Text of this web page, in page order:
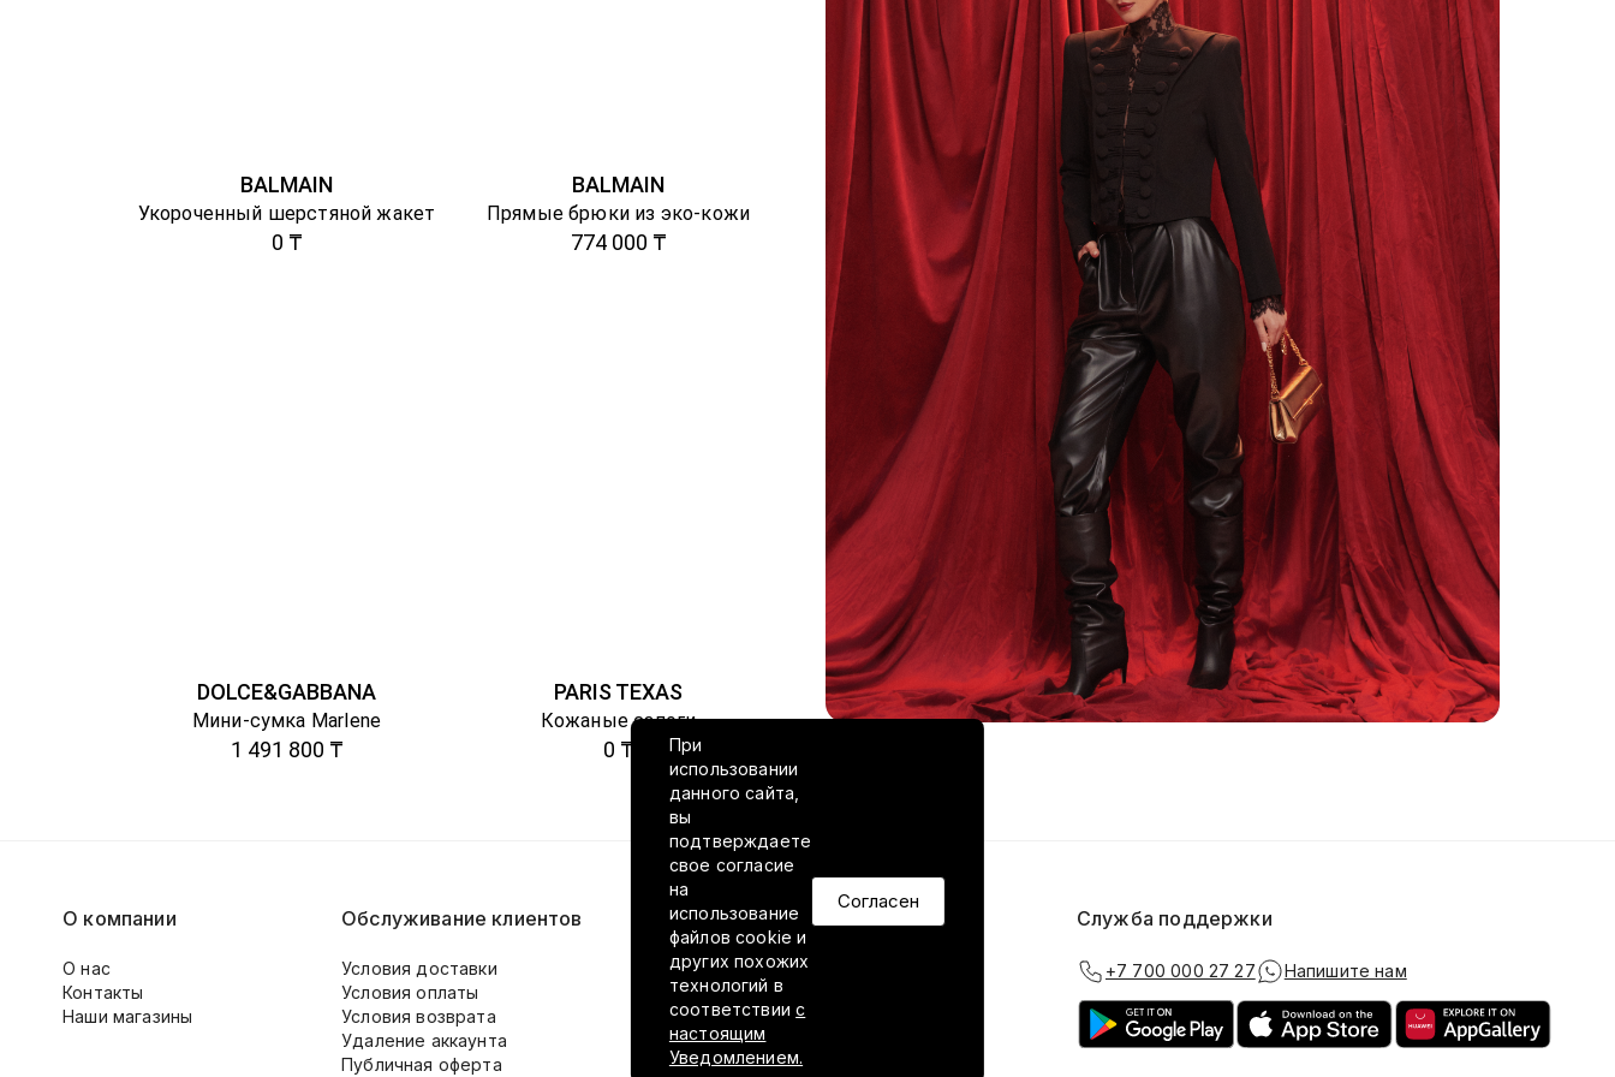
BALMAIN
Укороченный шерстяной жакет
0 ₸
BALMAIN
Прямые брюки из эко-кожи
774 000 ₸
DOLCE&GABBANA
Мини-сумка Marlene
1 491 800 ₸
PARIS TEXAS
Кожаные сапоги
0 ₸
При
использовании
данного сайта,
вы
подтверждаете
свое согласие
на
использование
файлов cookie и
других похожих
технологий в
соответствиис
настоящим
Уведомлением.
Согласен
О компании
О нас
Контакты
Наши магазины
Обслуживание клиентов
Условия доставки
Условия оплаты
Условия возврата
Удаление аккаунта
Публичная оферта
VILED в соцсетях Служба поддержки
+7 700 000 27 27 Напишите нам